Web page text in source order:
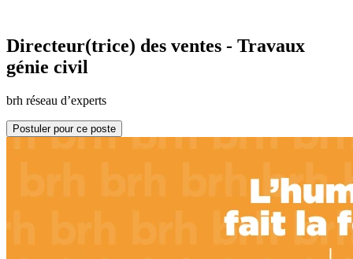
Directeur(trice) des ventes - Travaux
génie civil
brh réseau d’experts
Postuler pour ce poste